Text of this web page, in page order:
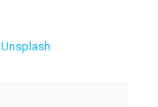
Unsplash